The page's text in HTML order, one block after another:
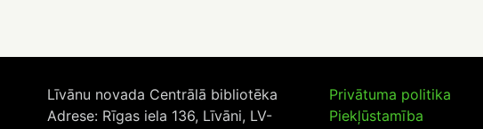
Līvānu novada Centrālā bibliotēka
Adrese: Rīgas iela 136, Līvāni, LV-
Privātuma politika
Piekļūstamība